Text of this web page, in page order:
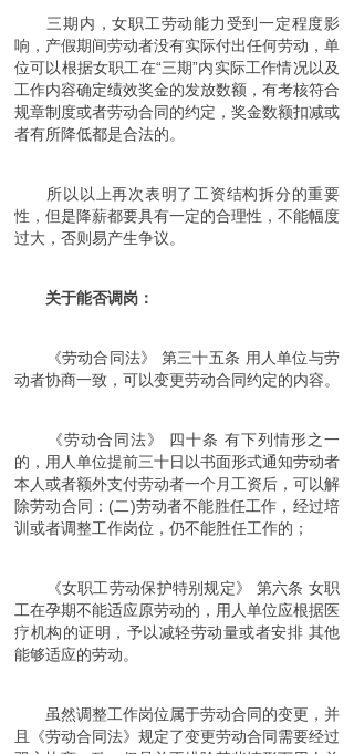
三期内，女职工劳动能力受到一定程度影
响，产假期间劳动者没有实际付出任何劳动，单
位可以根据女职工在“三期”内实际工作情况以及
工作内容确定绩效奖金的发放数额，有考核符合
规章制度或者劳动合同的约定，奖金数额扣减或
者有所降低都是合法的。
所以以上再次表明了工资结构拆分的重要
性，但是降薪都要具有一定的合理性，不能幅度
过大，否则易产生争议。
关于能否调岗：
《劳动合同法》 第三十五条 用人单位与劳
动者协商一致，可以变更劳动合同约定的内容。
《劳动合同法》 四十条 有下列情形之一
的，用人单位提前三十日以书面形式通知劳动者
本人或者额外支付劳动者一个月工资后，可以解
除劳动合同：(二)劳动者不能胜任工作，经过培
训或者调整工作岗位，仍不能胜任工作的；
《女职工劳动保护特别规定》 第六条 女职
工在孕期不能适应原劳动的，用人单位应根据医
疗机构的证明，予以减轻劳动量或者安排 其他
能够适应的劳动。
虽然调整工作岗位属于劳动合同的变更，并
且《劳动合同法》规定了变更劳动合同需要经过